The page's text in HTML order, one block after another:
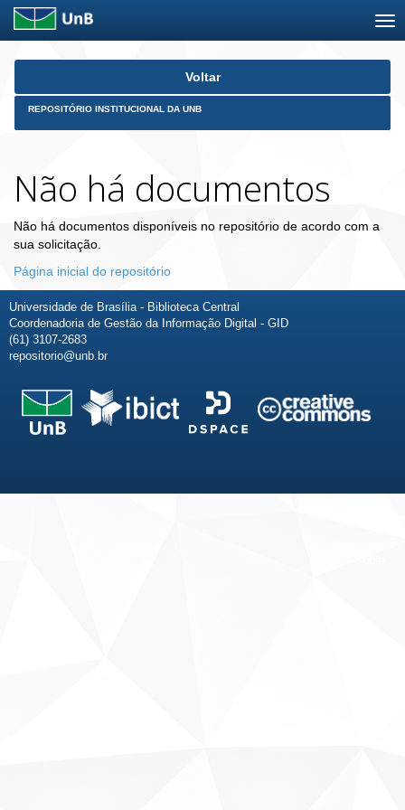
Skip
Voltar
REPOSITÓRIO INSTITUCIONAL DA UNB
Não há documentos
Não há documentos disponíveis no repositório de acordo com a
sua solicitação.
Página inicial do repositório
Universidade de Brasília - Biblioteca Central
Coordenadoria de Gestão da Informação Digital - GID
(61) 3107-2683
repositorio@unb.br